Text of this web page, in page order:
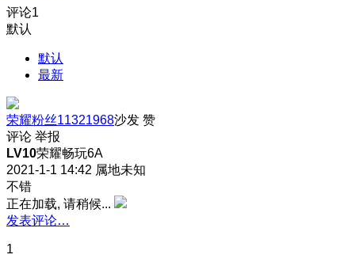
评论1
默认
默认
最新
荣耀粉丝11321968沙发 赞
评论 举报
LV10荣耀畅玩6A
2021-1-1 14:42 属地未知
不错
正在加载, 请稍候...
发表评论…
1